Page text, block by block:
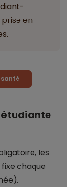
en
santé
étudiante
les
chaque